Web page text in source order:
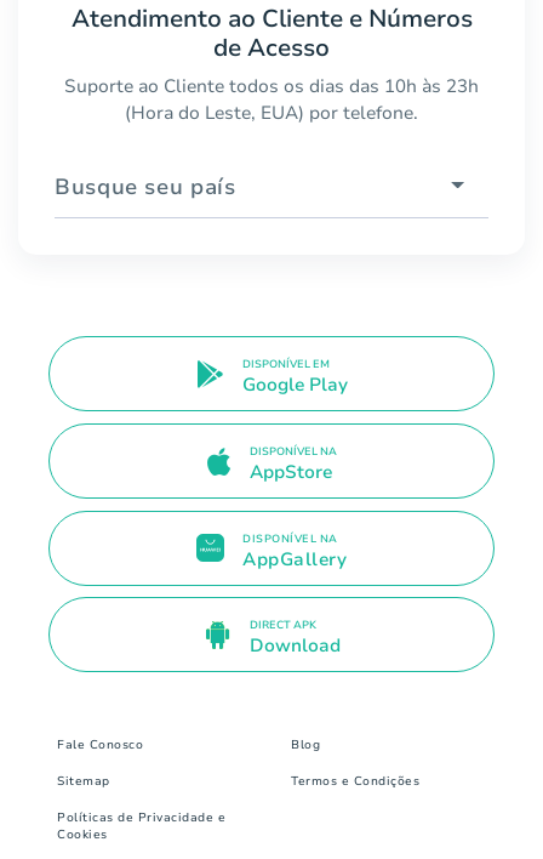
Atendimento ao Cliente e Números
de Acesso
Suporte ao Cliente todos os dias das 10h às 23h
(Hora do Leste, EUA) por telefone.
Busque seu país
DISPONÍVEL EM
Google Play
DISPONÍVEL NA
AppStore
DISPONÍVEL NA
AppGallery
DIRECT APK
Download
Fale Conosco Blog
Sitemap Termos e Condições
Políticas de Privacidade e
Cookies